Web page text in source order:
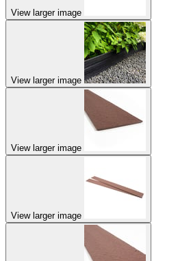
View larger image
View larger image
View larger image
View larger image